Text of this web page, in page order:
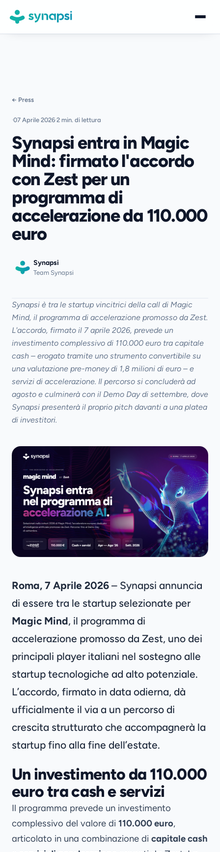
Logistica
Sicurezza sul lavoro
Trasporti e mobilità
Eventi e strutture
Retail
Azienda
Chi siamo
Blog
Contatti
← Press
·07 Aprile 2026·2 min. di lettura
Synapsi entra in Magic
Mind: firmato l'accordo
con Zest per un
programma di
accelerazione da 110.000
euro
Synapsi
Team Synapsi
Synapsi è tra le startup vincitrici della call di Magic
Mind, il programma di accelerazione promosso da Zest.
L'accordo, firmato il 7 aprile 2026, prevede un
investimento complessivo di 110.000 euro tra capitale
cash – erogato tramite uno strumento convertibile su
una valutazione pre-money di 1,8 milioni di euro – e
servizi di accelerazione. Il percorso si concluderà ad
agosto e culminerà con il Demo Day di settembre, dove
Synapsi presenterà il proprio pitch davanti a una platea
di investitori.
Roma, 7 Aprile 2026 – Synapsi annuncia
di essere tra le startup selezionate per
Magic Mind, il programma di
accelerazione promosso da Zest, uno dei
principali player italiani nel sostegno alle
startup tecnologiche ad alto potenziale.
L’accordo, firmato in data odierna, dà
ufficialmente il via a un percorso di
crescita strutturato che accompagnerà la
startup fino alla fine dell’estate.
Un investimento da 110.000
euro tra cash e servizi
Il programma prevede un investimento
complessivo del valore di 110.000 euro,
articolato in una combinazione di capitale cash